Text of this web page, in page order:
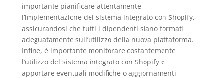
importante pianificare attentamente
l’implementazione del sistema integrato con Shopify,
assicurandosi che tutti i dipendenti siano formati
adeguatamente sull’utilizzo della nuova piattaforma.
Infine, è importante monitorare costantemente
l’utilizzo del sistema integrato con Shopify e
apportare eventuali modifiche o aggiornamenti